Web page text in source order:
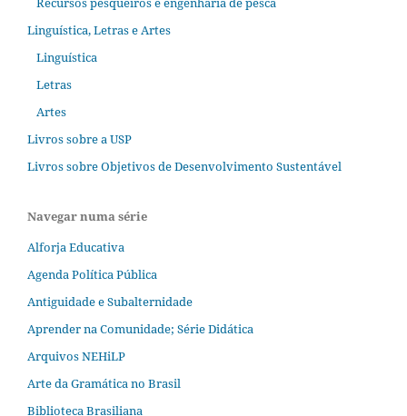
Linguística, Letras e Artes
Linguística
Letras
Artes
Livros sobre a USP
Livros sobre Objetivos de Desenvolvimento Sustentável
Navegar numa série
Alforja Educativa
Agenda Política Pública
Antiguidade e Subalternidade
Aprender na Comunidade; Série Didática
Arquivos NEHiLP
Arte da Gramática no Brasil
Biblioteca Brasiliana